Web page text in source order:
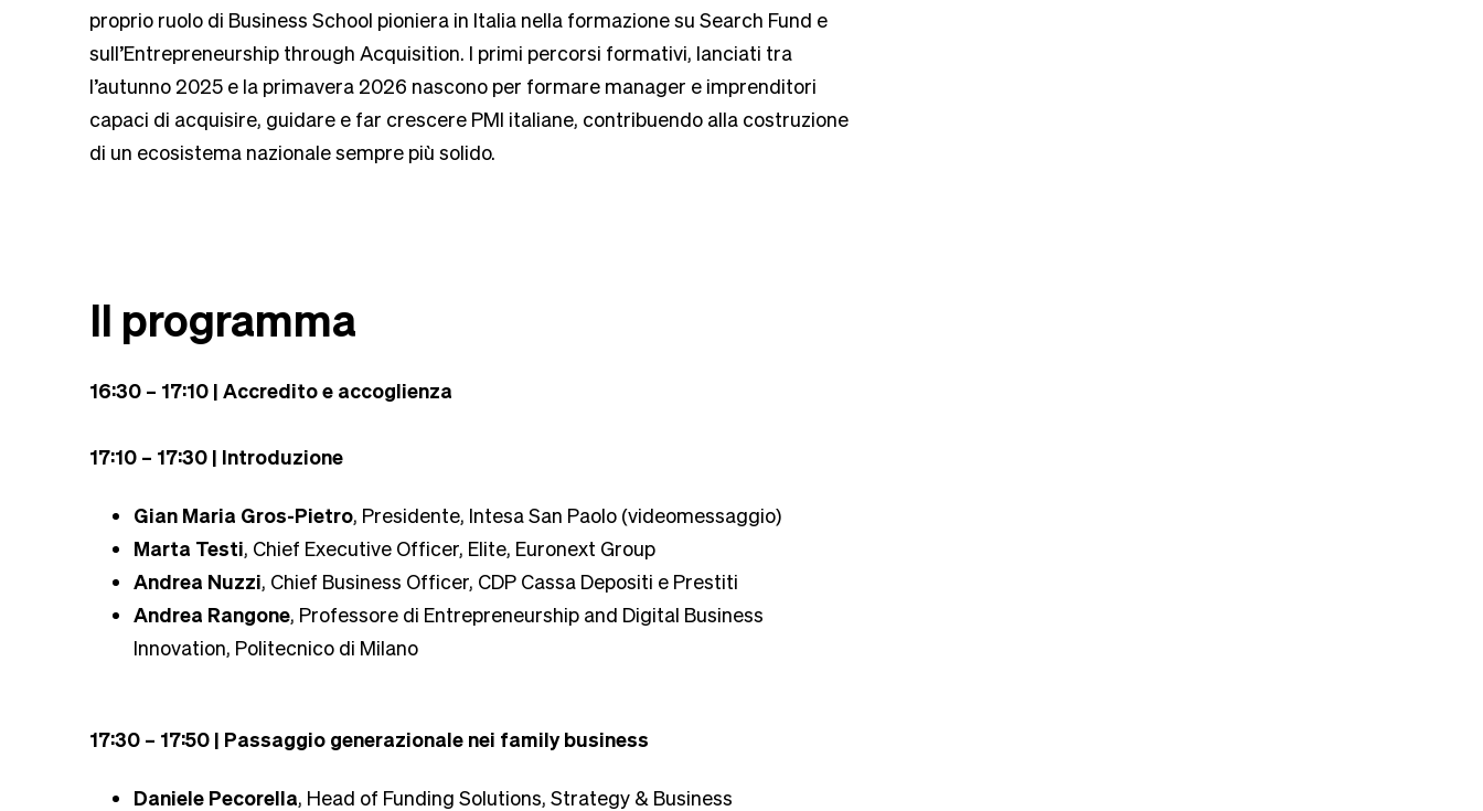
proprio ruolo di Business School pioniera in Italia nella formazione su Search Fund e
sull’Entrepreneurship through Acquisition. I primi percorsi formativi, lanciati tra
l’autunno 2025 e la primavera 2026 nascono per formare manager e imprenditori
capaci di acquisire, guidare e far crescere PMI italiane, contribuendo alla costruzione
di un ecosistema nazionale sempre più solido.
Il programma
16:30 – 17:10 | Accredito e accoglienza
17:10 – 17:30 | Introduzione
Gian Maria Gros-Pietro, Presidente, Intesa San Paolo (videomessaggio)
Marta Testi, Chief Executive Officer, Elite, Euronext Group
Andrea Nuzzi, Chief Business Officer, CDP Cassa Depositi e Prestiti
Andrea Rangone, Professore di Entrepreneurship and Digital Business
Innovation, Politecnico di Milano
17:30 – 17:50 | Passaggio generazionale nei family business
Daniele Pecorella, Head of Funding Solutions, Strategy & Business